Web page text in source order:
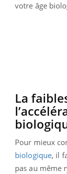
votre âge
La
Pour mieux
biologique, il
pas au même